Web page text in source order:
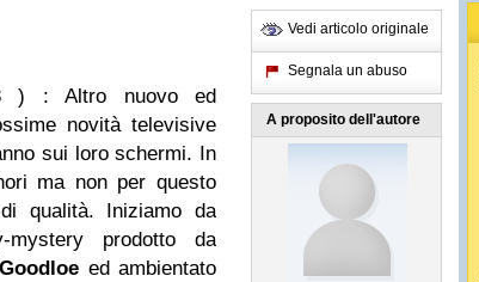
) : Altro nuovo ed
novità televisive
sui loro schermi. In
ma non per questo
qualità. Iniziamo da
prodotto da
ed ambientato
Vedi articolo originale
Segnala un abuso
A proposito dell'autore